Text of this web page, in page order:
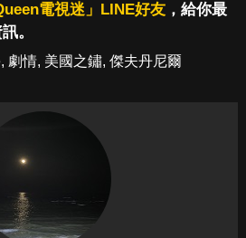
電視迷」LINE好友，給你最
。
, 劇情, 美國之鏽, 傑夫丹尼爾